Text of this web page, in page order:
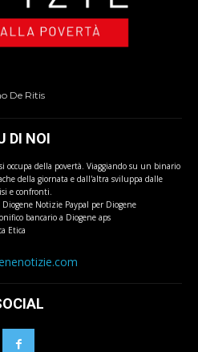
De Ritis
DI NOI
della povertà. Viaggiando su un binario
della giornata e dall'altra sviluppa dalle
e confronti.
Notizie Paypal per Diogene
bancario a Diogene aps
Etica